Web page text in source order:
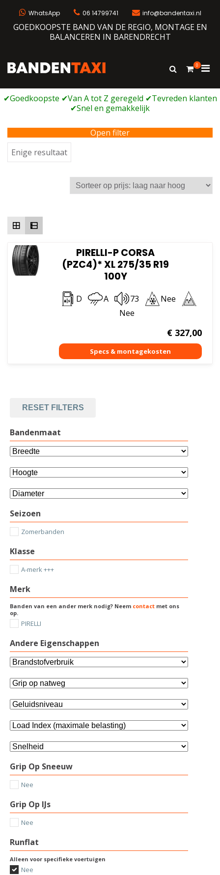
WhatsApp 06 14799741 info@bandentaxi.nl
GOEDKOOPSTE BAND VAN DE REGIO, MONTAGE EN
BALANCEREN IN BARENDRECHT
Bandengarage met eigen webshop
Toon
0
voor
Open filter
Enige resultaat
PIRELLI-P CORSA
(PZC4)* XL 275/35 R19
100Y
D A 73
Nee
Nee
€327,00
RESET FILTERS
Bandenmaat
Seizoen
Zomerbanden
Klasse
A-merk +++
Merk
Banden van een ander merk nodig? Neem contact met ons
op.
PIRELLI
Andere Eigenschappen
Grip Op Sneeuw
Nee
Grip Op IJs
Nee
Runflat
Alleen voor specifieke voertuigen
Nee